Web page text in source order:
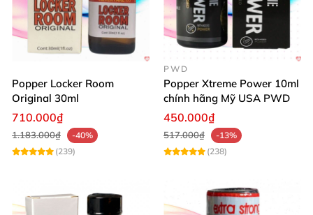
Popper Locker Room
Original 30ml
710.000₫
1.183.000₫
-40%
(239)
PWD
Popper Xtreme Power 10ml
chính hãng Mỹ USA PWD
450.000₫
517.000₫
-13%
(238)